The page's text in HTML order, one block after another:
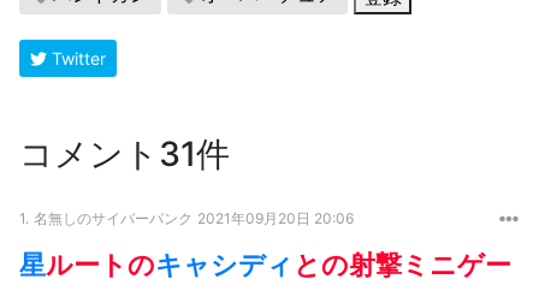
Twitter
コメント31件
1. 名無しのサイバーパンク 2021年09月20日 20:06
星ルートのキャシディ との射撃ミニゲー